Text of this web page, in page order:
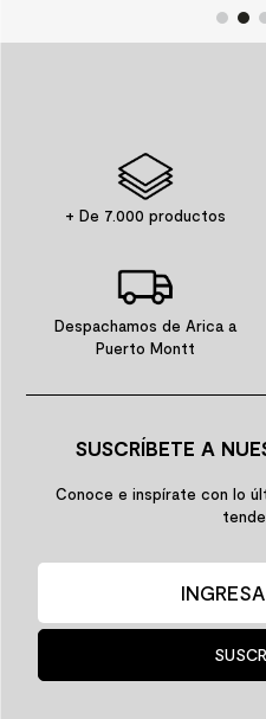
+ De 7.000 productos
Despachamos de Arica a
Puerto Montt
SUSCRÍBETE A
Conoce e inspírate con lo